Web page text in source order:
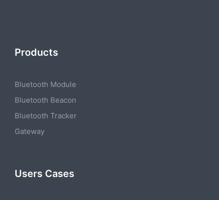
Products
Bluetooth Module
Bluetooth Beacon
Bluetooth Tracker
Gateway
Users Cases